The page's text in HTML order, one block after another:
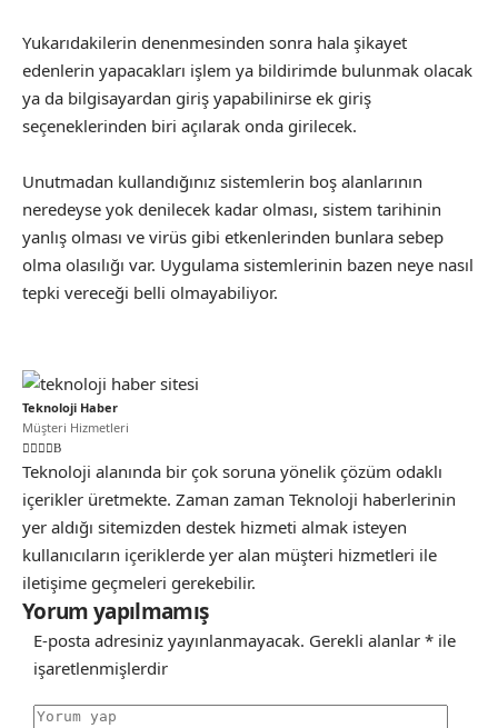
Yukarıdakilerin denenmesinden sonra hala şikayet
edenlerin yapacakları işlem ya bildirimde bulunmak olacak
ya da bilgisayardan giriş yapabilinirse ek giriş
seçeneklerinden biri açılarak onda girilecek.
Unutmadan kullandığınız sistemlerin boş alanlarının
neredeyse yok denilecek kadar olması, sistem tarihinin
yanlış olması ve virüs gibi etkenlerinden bunlara sebep
olma olasılığı var. Uygulama sistemlerinin bazen neye nasıl
tepki vereceği belli olmayabiliyor.
Teknoloji Haber
Müşteri Hizmetleri
Teknoloji alanında bir çok soruna yönelik çözüm odaklı
içerikler üretmekte. Zaman zaman Teknoloji haberlerinin
yer aldığı sitemizden destek hizmeti almak isteyen
kullanıcıların içeriklerde yer alan müşteri hizmetleri ile
iletişime geçmeleri gerekebilir.
Yorum yapılmamış
E-posta adresiniz yayınlanmayacak. Gerekli alanlar * ile
işaretlenmişlerdir